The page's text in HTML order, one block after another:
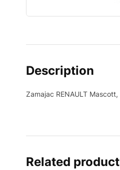
Description
Zamajac RENAULT
Related